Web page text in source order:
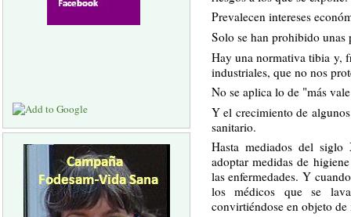
Prevalecen intereses
Solo se han prohibido unas
Hay una normativa tibia y,
industriales, que no nos
No se aplica lo de "más
Y el crecimiento de
sanitario.
Hasta mediados del
adoptar medidas de
las enfermedades. Y
los médicos que se
convirtiéndose en objeto